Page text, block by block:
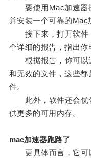
要使用Mac加速器
并安装一个可靠的Mac
接下来，打开软件
个详细的报告，指出你
根据报告，你可以
和无效的文件，这些
件。
此外，软件还会优
供更多的可用内存。
mac加速器跑路了
更具体而言，它可